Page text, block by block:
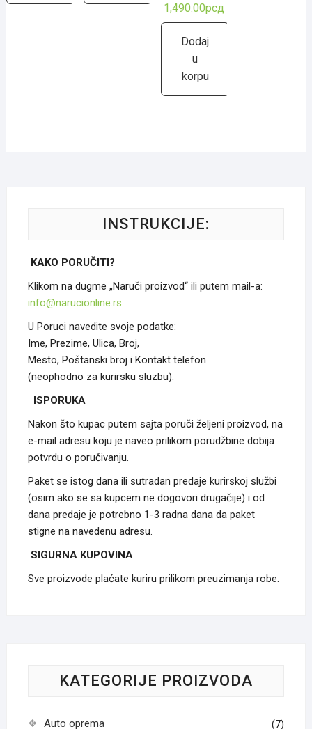
1,490.00рсд
Dodaj
u
korpu
INSTRUKCIJE:
KAKO PORUČITI?
Klikom na dugme „Naruči proizvod“ ili putem mail-a:
info@narucionline.rs
U Poruci navedite svoje podatke:
Ime, Prezime, Ulica, Broj,
Mesto, Poštanski broj i Kontakt telefon
(neophodno za kurirsku sluzbu).
ISPORUKA
Nakon što kupac putem sajta poruči željeni proizvod, na
e-mail adresu koju je naveo prilikom porudžbine dobija
potvrdu o poručivanju.
Paket se istog dana ili sutradan predaje kurirskoj službi
(osim ako se sa kupcem ne dogovori drugačije) i od
dana predaje je potrebno 1-3 radna dana da paket
stigne na navedenu adresu.
SIGURNA KUPOVINA
Sve proizvode plaćate kuriru prilikom preuzimanja robe.
KATEGORIJE PROIZVODA
Auto oprema (7)